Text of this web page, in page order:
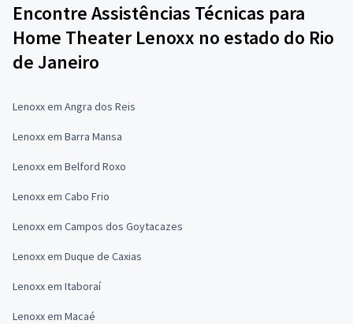
Encontre Assistências Técnicas para
Home Theater Lenoxx no estado do Rio
de Janeiro
Lenoxx em Angra dos Reis
Lenoxx em Barra Mansa
Lenoxx em Belford Roxo
Lenoxx em Cabo Frio
Lenoxx em Campos dos Goytacazes
Lenoxx em Duque de Caxias
Lenoxx em Itaboraí
Lenoxx em Macaé